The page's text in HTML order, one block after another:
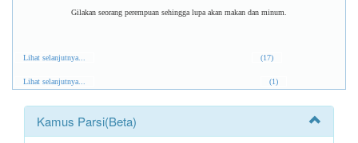
Gilakan seorang perempuan sehingga lupa akan makan dan minum.
Lihat selanjutnya... (17)
Lihat selanjutnya... (1)
Kamus Parsi(Beta)